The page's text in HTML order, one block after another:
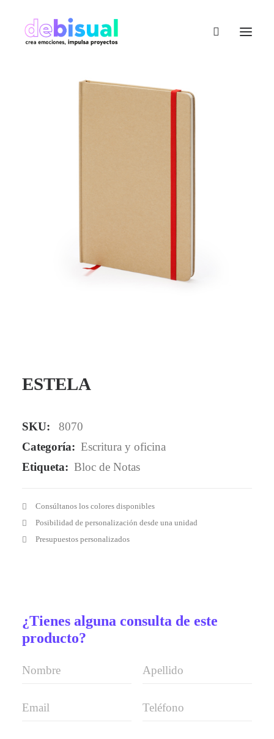
ESTELA
SKU:
8070
Categoría: Escritura y oficina
Etiqueta: Bloc de Notas
Consúltanos los colores disponibles
Posibilidad de personalización desde una unidad
Presupuestos personalizados
¿Tienes alguna consulta de este
producto?